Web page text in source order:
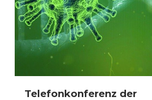
Telefonkonferenz der